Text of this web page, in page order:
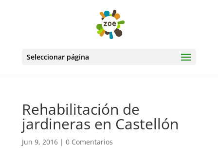
Seleccionar página
Rehabilitación de
jardineras en Castellón
Jun 9, 2016| 0 Comentarios